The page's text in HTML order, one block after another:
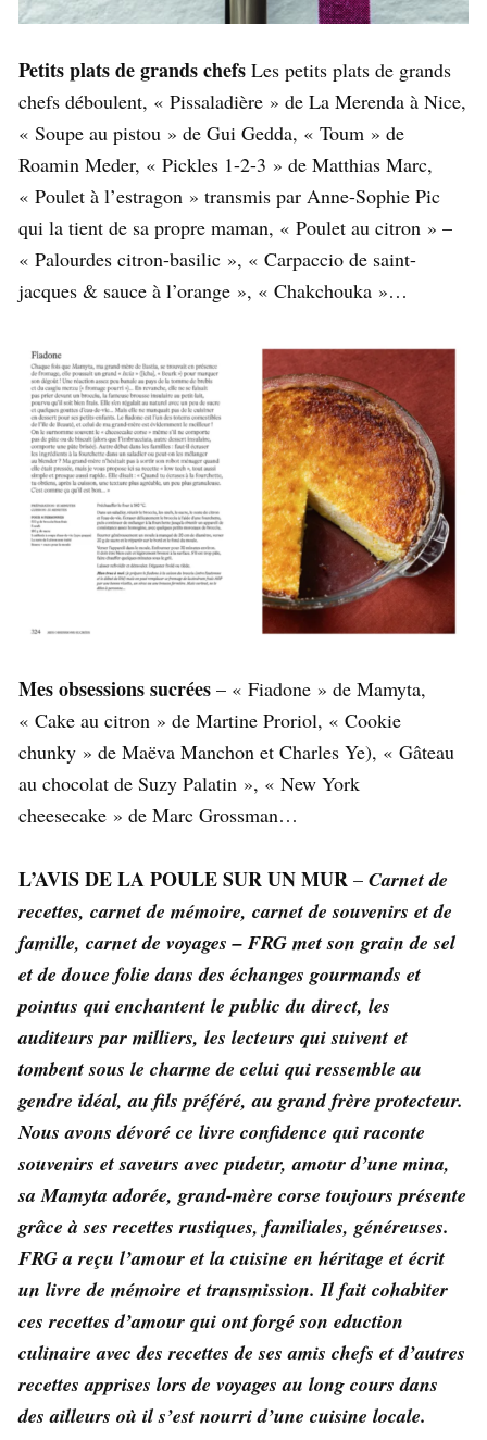
Petits plats de grands chefs Les petits plats de grands
chefs déboulent, « Pissaladière » de La Merenda à Nice,
« Soupe au pistou » de Gui Gedda, « Toum » de
Roamin Meder, « Pickles 1-2-3 » de Matthias Marc,
« Poulet à l’estragon » transmis par Anne-Sophie Pic
qui la tient de sa propre maman, « Poulet au citron » –
« Palourdes citron-basilic », « Carpaccio de saint-
jacques & sauce à l’orange », « Chakchouka »…
Mes obsessions sucrées – « Fiadone » de Mamyta,
« Cake au citron » de Martine Proriol, « Cookie
chunky » de Maëva Manchon et Charles Ye), « Gâteau
au chocolat de Suzy Palatin », « New York
cheesecake » de Marc Grossman…
L’AVIS DE LA POULE SUR UN MUR – Carnet de
recettes, carnet de mémoire, carnet de souvenirs et de
famille, carnet de voyages – FRG met son grain de sel
et de douce folie dans des échanges gourmands et
pointus qui enchantent le public du direct, les
auditeurs par milliers, les lecteurs qui suivent et
tombent sous le charme de celui qui ressemble au
gendre idéal, au fils préféré, au grand frère protecteur.
Nous avons dévoré ce livre confidence qui raconte
souvenirs et saveurs avec pudeur, amour d’une mina,
sa Mamyta adorée, grand-mère corse toujours présente
grâce à ses recettes rustiques, familiales, généreuses.
FRG a reçu l’amour et la cuisine en héritage et écrit
un livre de mémoire et transmission. Il fait cohabiter
ces recettes d’amour qui ont forgé son eduction
culinaire avec des recettes de ses amis chefs et d’autres
recettes apprises lors de voyages au long cours dans
des ailleurs où il s’est nourri d’une cuisine locale.